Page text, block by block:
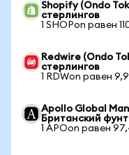
Shopify (Ondo
стерлингов
1 SHOPon равен
Redwire (Ondo
стерлингов
1 RDWon равен
Apollo Global
Британский
1 APOon равен